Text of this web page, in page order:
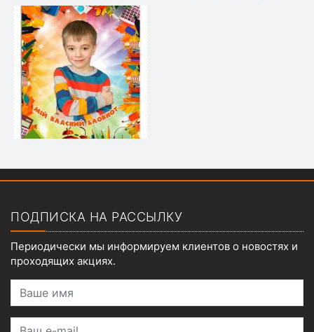
ПОДПИСКА НА РАССЫЛКУ
Периодически мы информируем клиентов о новостях и
проходящих акциях.
Ваше имя
Ваш e-mail